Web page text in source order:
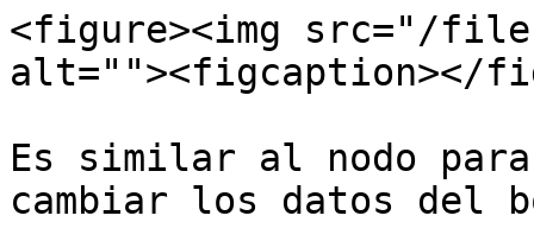
<figure><img src="/files/
alt=""><figcaption></
Es similar al nodo
cambiar los datos del